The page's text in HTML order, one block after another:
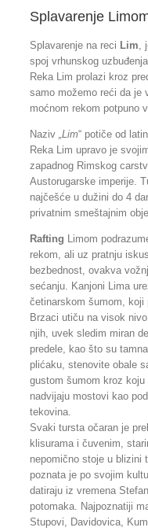
Splavarenje
Splavarenje na reci Lim,
spoj vrhunskog
Reka Lim prolazi kroz
samo možemo reći da je
moćnom rekom potpuno
Naziv „Lim“ potiče od
Reka Lim upravo je
zapadnog Rimskog
Austorugarske imperije.
najčešće u dužini do 4
privatnim smeštajnim
Rafting Limom
rekom, ali uz pratnju
bezbednost, ovakva
sećanju. Kanjoni Lima
četinarskom šumom, koji
Brzaci utiču na visok
njih, uvek sledim miran
predele, kao što su
plićaku, stenovite obale
gustom šumom kroz
nadvijaju mostovi kao
tekovina.
Svaki tursta očaran je
klisurama i čuvenim,
nepomično stoje u blizini
poznata je po svojim
datiraju iz vremena
potomaka. Najpoznatiji
Stupovi, Davidovica,